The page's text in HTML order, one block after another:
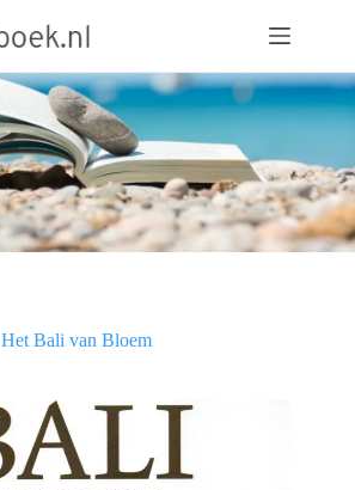
Het Bali van Bloem